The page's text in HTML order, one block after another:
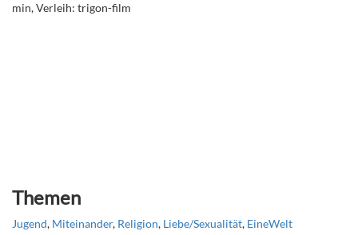
min, Verleih: trigon-film
Themen
Jugend, Miteinander, Religion, Liebe/Sexualität, EineWelt